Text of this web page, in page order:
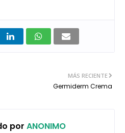
MÁS RECIENTE
Germiderm Crema
por ANONIMO